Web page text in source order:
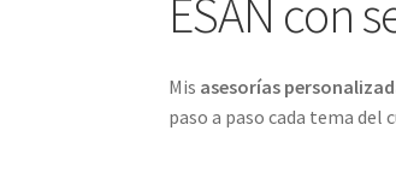
ESAN con
Mis asesorías
paso a paso cada tema del